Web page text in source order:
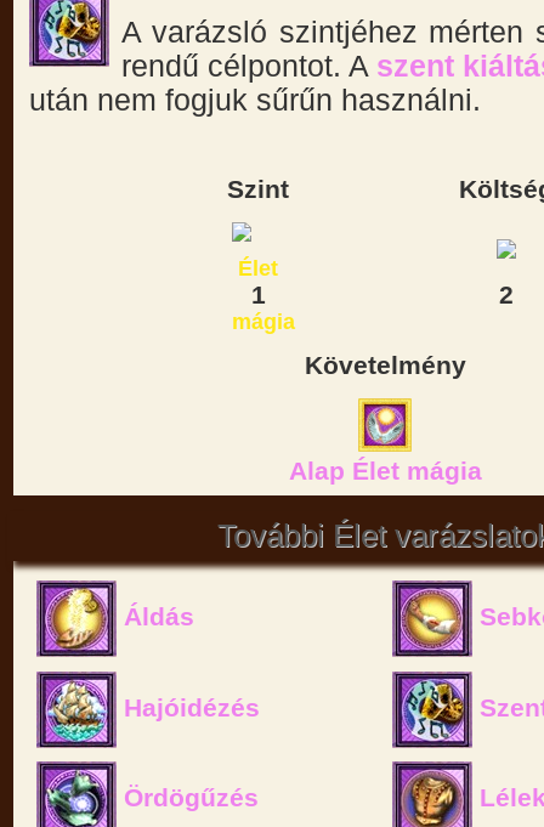
A varázsló szintjéhez
rendű célpontot. A szent
után nem fogjuk sűrűn használni.
Szint
1 2
Követelmény
Alap Élet mágia
További Élet
Áldás
Hajóidézés
Ördögűzés